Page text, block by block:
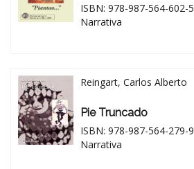
ISBN: 978-987-564-602-5
Narrativa
Reingart, Carlos Alberto
Pie Truncado
ISBN: 978-987-564-279-9
Narrativa